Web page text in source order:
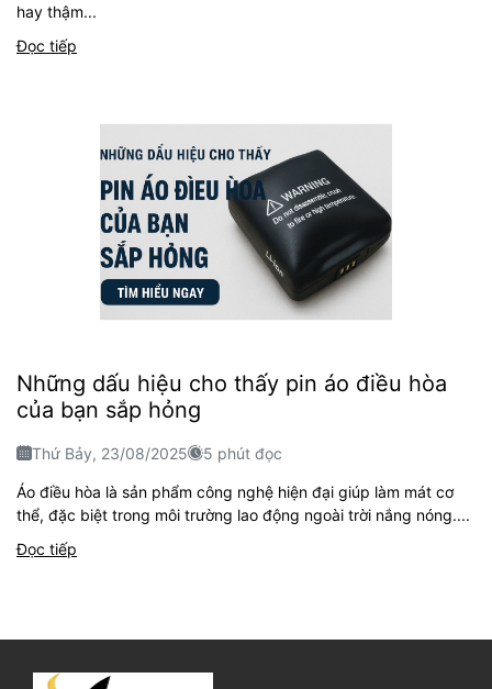
hay thậm...
Đọc tiếp
Những dấu hiệu cho thấy pin áo điều hòa
của bạn sắp hỏng
Thứ Bảy, 23/08/2025 5 phút đọc
Áo điều hòa là sản phẩm công nghệ hiện đại giúp làm mát cơ
thể, đặc biệt trong môi trường lao động ngoài trời nắng nóng....
Đọc tiếp